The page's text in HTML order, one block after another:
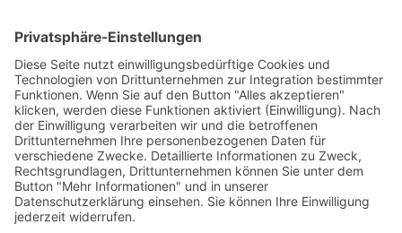
Mobil+39 340 374 3624
E-Mailinfo@wieserhof.it
MwSt.-Nr. 01420690214